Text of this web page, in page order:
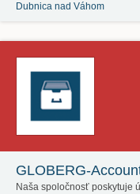
Dubnica nad Váhom
GLOBERG-
Naša spoločnosť poskytuje